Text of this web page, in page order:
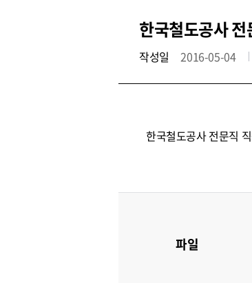
한국철도공사
작성일 2016-05-04
한국철도공사 전문직
파일